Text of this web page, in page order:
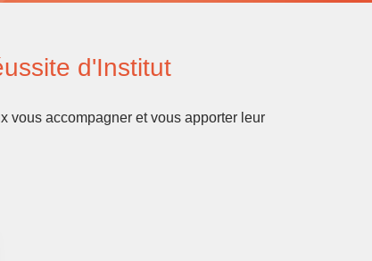
d'Institut
vous accompagner et vous apporter leur